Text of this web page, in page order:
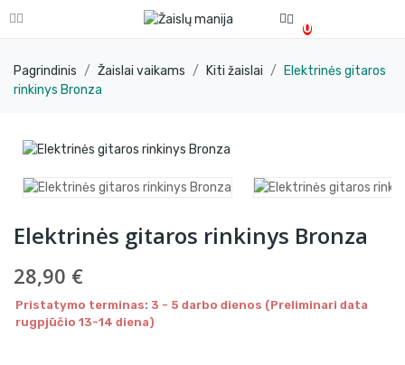
0
Pagrindinis Žaislai vaikams Kiti žaislai
Elektrinės gitaros
rinkinys Bronza
Elektrinės gitaros rinkinys Bronza
28,90 €
Pristatymo terminas: 3 - 5 darbo dienos (Preliminari data
rugpjūčio 13-14 diena)